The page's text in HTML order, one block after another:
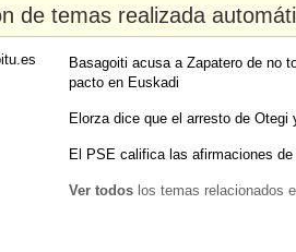
de temas realizada
Basagoiti acusa a Zapatero de no
pacto en Euskadi
Elorza dice que el arresto de
El PSE califica las afirmaciones
Ver todos los temas relacionados